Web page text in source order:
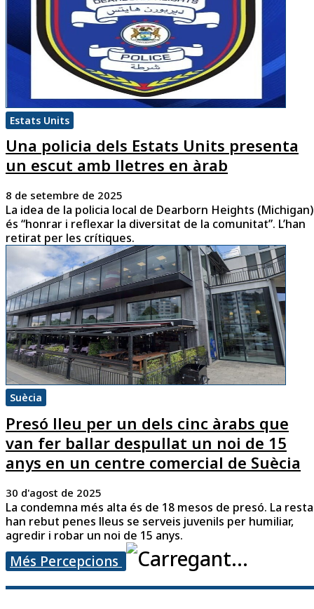
Estats Units
Una policia dels Estats Units presenta
un escut amb lletres en àrab
8 de setembre de 2025
La idea de la policia local de Dearborn Heights (Michigan)
és “honrar i reflexar la diversitat de la comunitat”. L’han
retirat per les crítiques.
Suècia
Presó lleu per un dels cinc àrabs que
van fer ballar despullat un noi de 15
anys en un centre comercial de Suècia
30 d'agost de 2025
La condemna més alta és de 18 mesos de presó. La resta
han rebut penes lleus se serveis juvenils per humiliar,
agredir i robar un noi de 15 anys.
Més Percepcions